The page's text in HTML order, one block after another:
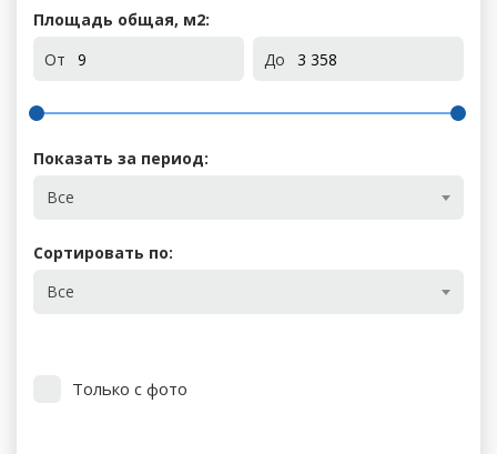
Площадь общая, м2:
От
До
Показать за период:
Все
Сортировать по:
Все
Только с фото